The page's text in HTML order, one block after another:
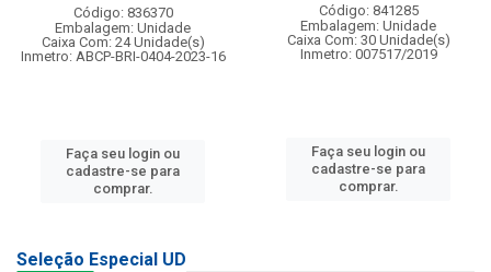
Código: 836370
Embalagem: Unidade
Caixa Com: 24 Unidade(s)
Inmetro: ABCP-BRI-0404-2023-16
Faça seu login ou
cadastre-se para
comprar.
Código: 841285
Embalagem: Unidade
Caixa Com: 30 Unidade(s)
Inmetro: 007517/2019
Faça seu login ou
cadastre-se para
comprar.
Seleção Especial UD